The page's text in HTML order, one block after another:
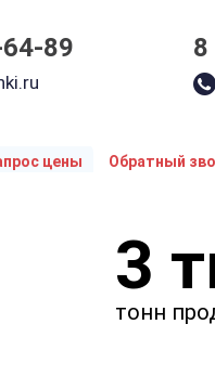
89 8
цены Обратный
Укажите
Чтобы мы смогли
стоимость3
тонн